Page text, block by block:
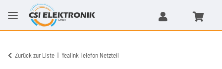
Zurück zur Liste Yealink Telefon Netzteil